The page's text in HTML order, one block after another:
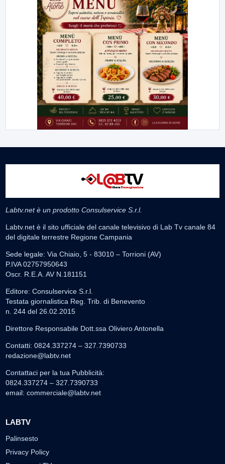
Labtv.net è un prodotto Consulservice S.r.l.
Labtv.net è il sito ufficiale del canale televisivo di Lab Tv canale 84
del digitale terrestre Regione Campania
Sede legale: Via Chiaio, 5 - 83010 – Torrioni (AV)
P.IVA 02757950643
Oscr. R.E.A. AV N.181151
Editore: Consulservice S.r.l.
Testata giornalistica Reg. Trib. di Benevento
n. 244 del 26.02.2015
Direttore Responsabile Dott.ssa Oliviero Antonella
Contatti: 0824.337274 – 327.7390733
redazione@labtv.net
Contattaci per la tua Pubblicità:
0824.337274 – 327.7390733
email: commerciale@labtv.net
LABTV
Palinsesto
Privacy Policy